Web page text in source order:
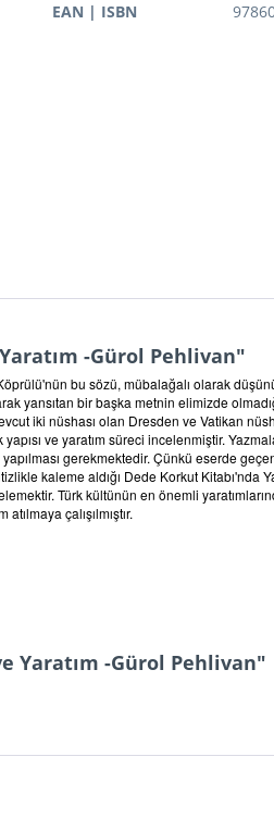
EAN | ISBN
-Gürol Pehlivan"
bu sözü, mübalağalı olarak
yansıtan bir başka metnin elimizde
iki nüshası olan Dresden ve Vatikan
ve yaratım süreci incelenmiştir.
gerekmektedir. Çünkü eserde
kaleme aldığı Dede Korkut Kitabı'nda
Türk kültünün en önemli
çalışılmıştır.
Yaratım -Gürol Pehlivan"